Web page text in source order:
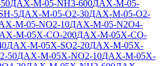
ДАХ-М-05-NH3-600ДАХ-М-05-
5ДАХ-М-05-O2-30ДАХ-М-05-O2-
М-05-NO2-10ДАХ-М-05-N2O4-
М-05Х-CO-200ДАХ-М-05Х-CO-
ДАХ-М-05Х-SO2-20ДАХ-М-05Х-
50ДАХ-М-05Х-NO2-10ДАХ-М-05Х-